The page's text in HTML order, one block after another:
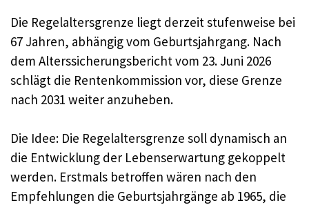
Die Regelaltersgrenze liegt derzeit stufenweise bei
67 Jahren, abhängig vom Geburtsjahrgang. Nach
dem Alterssicherungsbericht vom 23. Juni 2026
schlägt die Rentenkommission vor, diese Grenze
nach 2031 weiter anzuheben.
Die Idee: Die Regelaltersgrenze soll dynamisch an
die Entwicklung der Lebenserwartung gekoppelt
werden. Erstmals betroffen wären nach den
Empfehlungen die Geburtsjahrgänge ab 1965, die